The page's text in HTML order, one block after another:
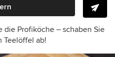
die Profiköche – schaben Sie
Teelöffel ab!